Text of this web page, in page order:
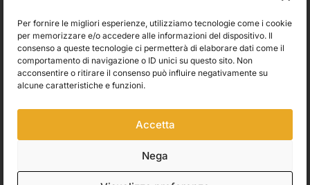
Per fornire le migliori esperienze, utilizziamo tecnologie come i cookie
per memorizzare e/o accedere alle informazioni del dispositivo. Il
consenso a queste tecnologie ci permetterà di elaborare dati come il
comportamento di navigazione o ID unici su questo sito. Non
acconsentire o ritirare il consenso può influire negativamente su
alcune caratteristiche e funzioni.
Accetta
Nega
Resi e rimborsi
Iscriviti alla newsletter e ricevi subito il 10% di sconto
Rimani aggiornato su novità, promozioni e consigli d’arte. Il tuo
primo ordine ti aspetta con uno sconto esclusivo.
accetti che i dati personali da te forniti vengano trasferiti a Brevo per il
trattamento in conformitàall'Informativa sulla privacy di Brevo.
Accetto le condizioni generali e di ricevere le Newsletters.